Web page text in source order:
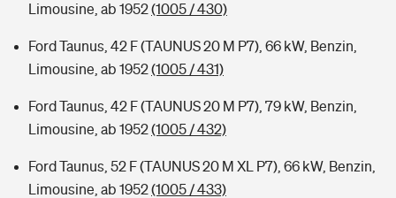
Limousine, ab 1952(1005 / 430)
Ford Taunus, 42 F (TAUNUS 20 M P7), 66 kW, Benzin,
Limousine, ab 1952(1005 / 431)
Ford Taunus, 42 F (TAUNUS 20 M P7), 79 kW, Benzin,
Limousine, ab 1952(1005 / 432)
Ford Taunus, 52 F (TAUNUS 20 M XL P7), 66 kW, Benzin,
Limousine, ab 1952(1005 / 433)